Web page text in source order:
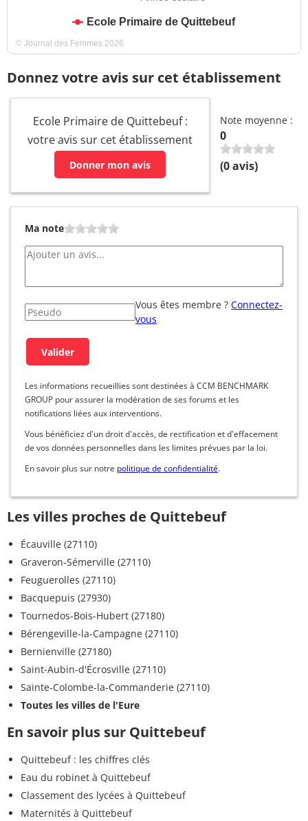
Ecole Primaire de Quittebeuf
© Journal des Femmes 2026
Donnez votre avis sur cet établissement
Ecole Primaire de Quittebeuf :
votre avis sur cet établissement
Donner mon avis
Note moyenne :
0
(0avis)
Ma note
Vous êtes membre ? Connectez-
vous
Les informations recueillies sont destinées à CCM BENCHMARK
GROUP pour assurer la modération de ses forums et les
notifications liées aux interventions.
Vous bénéficiez d'un droit d'accès, de rectification et d'effacement
de vos données personnelles dans les limites prévues par la loi.
En savoir plus sur notre politique de confidentialité.
Les villes proches de Quittebeuf
Écauville (27110)
Graveron-Sémerville (27110)
Feuguerolles (27110)
Bacquepuis (27930)
Tournedos-Bois-Hubert (27180)
Bérengeville-la-Campagne (27110)
Bernienville (27180)
Saint-Aubin-d'Écrosville (27110)
Sainte-Colombe-la-Commanderie (27110)
Toutes les villes de l'Eure
En savoir plus sur Quittebeuf
Quittebeuf : les chiffres clés
Eau du robinet à Quittebeuf
Classement des lycées à Quittebeuf
Maternités à Quittebeuf